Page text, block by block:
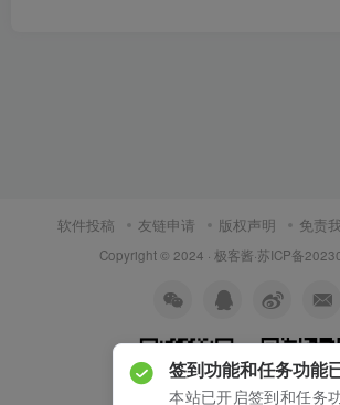
软件投稿 友链申请 版权声明 免责
Copyright © 2024 · 极客酱·苏ICP备
签到功能和任务功能
本站已开启签到和任务